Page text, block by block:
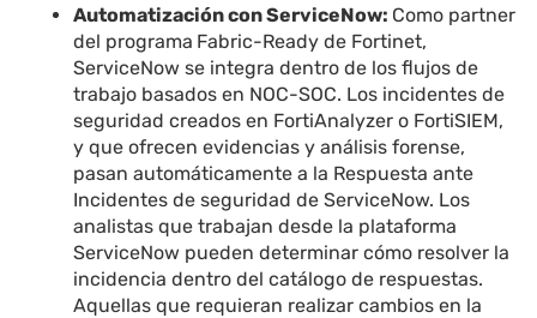
Automatización con ServiceNow: Como partner
del programa Fabric-Ready de Fortinet,
ServiceNow se integra dentro de los flujos de
trabajo basados en NOC-SOC. Los incidentes de
seguridad creados en FortiAnalyzer o FortiSIEM,
y que ofrecen evidencias y análisis forense,
pasan automáticamente a la Respuesta ante
Incidentes de seguridad de ServiceNow. Los
analistas que trabajan desde la plataforma
ServiceNow pueden determinar cómo resolver la
incidencia dentro del catálogo de respuestas.
Aquellas que requieran realizar cambios en la